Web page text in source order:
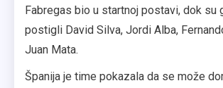
Fabregas bio u startnoj postavi, dok su
postigli David Silva, Jordi Alba,
Juan Mata.
Španija je time pokazala da se može